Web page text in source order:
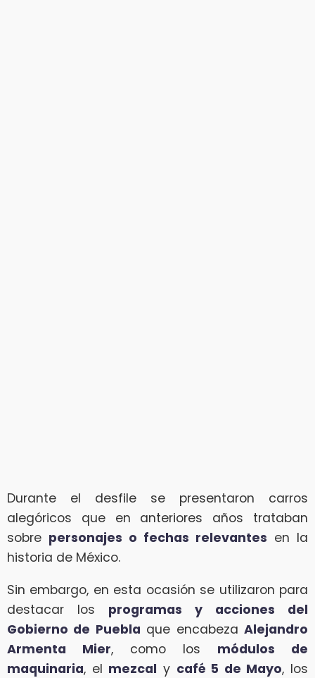
Durante el desfile se presentaron carros
alegóricos que en anteriores años trataban
sobre personajes o fechas relevantes en la
historia de México.
Sin embargo, en esta ocasión se utilizaron para
destacar los programas y acciones del
Gobierno de Puebla que encabezaAlejandro
Armenta Mier, como los módulos de
maquinaria, el mezcal y café 5 de Mayo, los